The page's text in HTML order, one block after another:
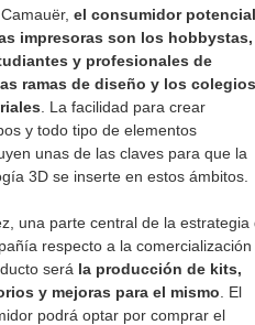
el consumidor potencial
impresoras son los hobbystas,
y profesionales de
ramas de diseño y los colegios
. La facilidad para crear
y todo tipo de elementos
unas de las claves para que la
3D se inserte en estos ámbitos.
una parte central de la estrategia
respecto a la comercialización
será la producción de kits,
y mejoras para el mismo . El
podrá optar por comprar el